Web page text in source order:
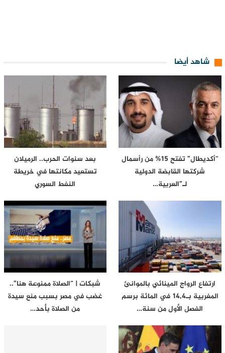
شاهد أيضا
“أكديطال” تفتح 15% من رأسمال
شركتها القابضة الدولية
لـ”العربية…
بعد سنوات الحرب.. الرميلان
تستعيد مكانتها في خريطة
النفط السوري
ارتفاع الرواج المينائي بالموانئ
المغربية بـ14,4 في المائة برسم
الفصل الأول من سنة…
شبكات | “الصلاة ممنوعة هنا”..
غضب في مصر بسبب منع سيدة
من الصلاة بأحد…